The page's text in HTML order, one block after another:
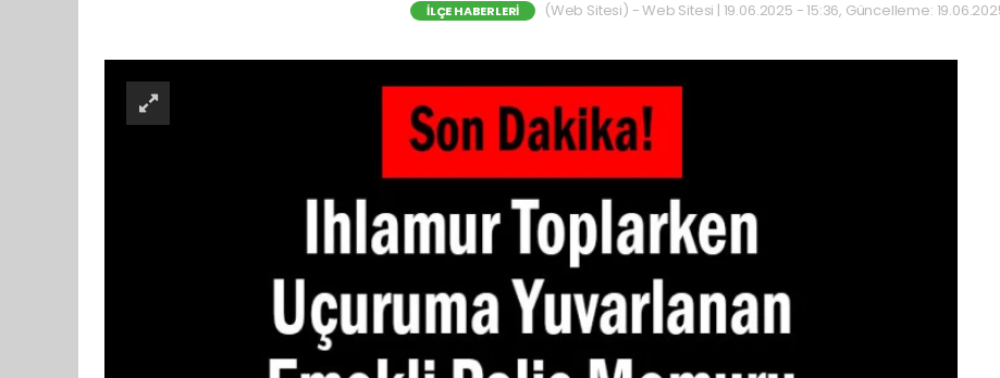
İLÇE HABERLERI (Web Sitesi) - Web Sitesi | 19.06.2025 - 15:36, Güncelleme: